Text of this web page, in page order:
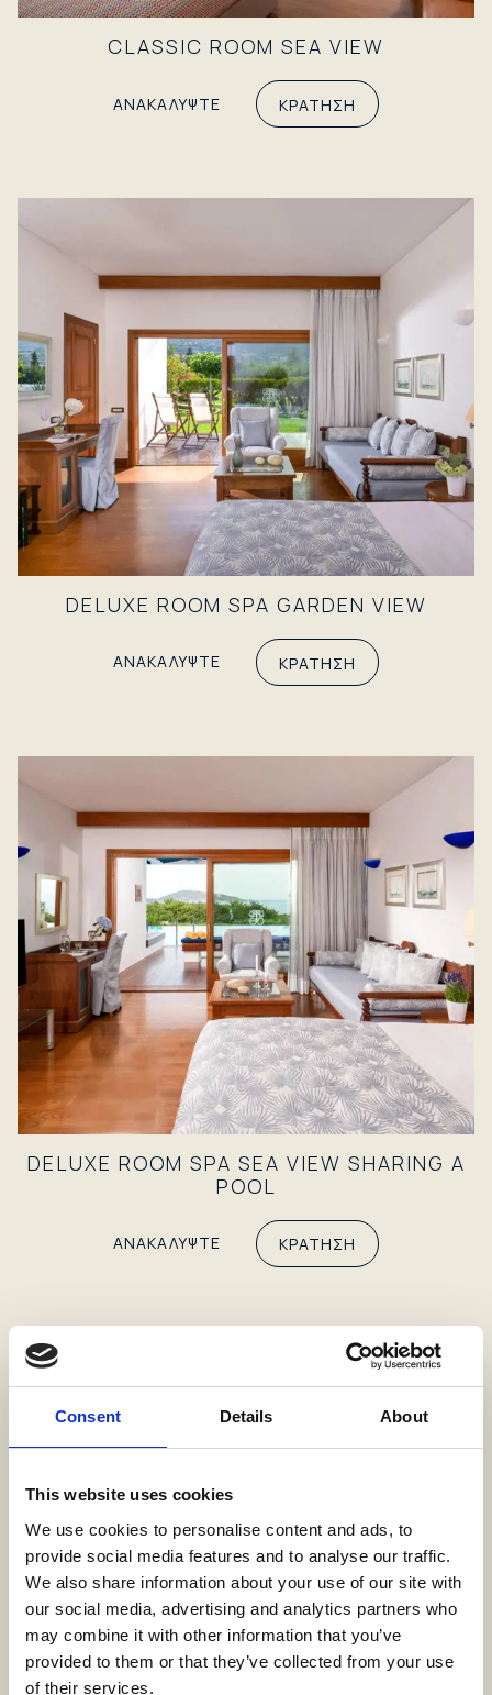
Consent Details About
This website uses cookies
We use cookies to personalise content and ads, to
provide social media features and to analyse our traffic.
We also share information about your use of our site with
our social media, advertising and analytics partners who
may combine it with other information that you’ve
provided to them or that they’ve collected from your use
of their services.
CLASSIC ROOM SEA VIEW
ΑΝΑΚΑΛΥΨΤΕ ΚΡΑΤΗΣΗ
DELUXE ROOM SPA GARDEN VIEW
ΑΝΑΚΑΛΥΨΤΕ ΚΡΑΤΗΣΗ
DELUXE ROOM SPA SEA VIEW SHARING A
POOL
ΑΝΑΚΑΛΥΨΤΕ ΚΡΑΤΗΣΗ